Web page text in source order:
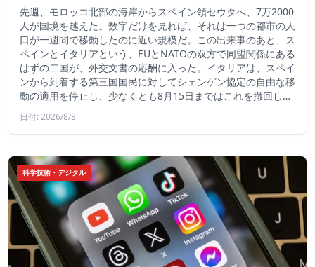
先週、モロッコ北部の海岸からスペイン領セウタへ、7万2000
人が国境を越えた。数字だけを見れば、それは一つの都市の人
口が一週間で移動したのに近い規模だ。この出来事のあと、ス
ペインとイタリアという、EUとNATOの双方で同盟関係にある
はずの二国が、外交文書の応酬に入った。イタリアは、スペイ
ンから到着する第三国国民に対してシェンゲン協定の自由な移
動の適用を停止し、少なくとも8月15日まではこれを撤回し…
日付: 2026/8/8
科学技術・デジタル